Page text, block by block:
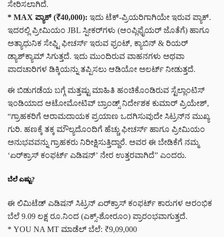
ಸೇರಿಸಲಾಗಿದೆ.
* MAX ಪ್ಯಾಕ್ (₹40,000): ಇದು ಟೆಕ್-ಪ್ರಿಯರಿಗಾಗಿಯೇ ಇರುವ ಪ್ಯಾಕ್.
ಇದರಲ್ಲಿ ಪ್ರೀಮಿಯಂ JBL ಸ್ಪೀಕರ್‌ಗಳು (ಆಂಪ್ಲಿಫೈಯರ್ ಜೊತೆಗೆ) ಹಾಗೂ
ಅತ್ಯಾಧುನಿಕ ಸೇಫ್ಟಿ ಫೀಚರ್ಸ್‌ ಇರುವ ಫ್ರಂಟ್, ಕ್ಯಾಬಿನ್ & ರಿಯರ್
ಡ್ಯಾಶ್‌ಕ್ಯಾಮ್ ಸಿಗುತ್ತದೆ. ಇದು ಮುಂದಿರುವ ವಾಹನಗಳು ಅಥವಾ
ಪಾದಚಾರಿಗಳ ಡಿಕ್ಕಿಯನ್ನು ತಪ್ಪಿಸಲು ಆಡಿಯೋ ಅಲರ್ಟ್ ನೀಡುತ್ತದೆ.
ಈ ಬಿಡುಗಡೆಯ ಬಗ್ಗೆ ಮತ್ತಷ್ಟು ಮಾಹಿತಿ ಹಂಚಿಕೊಂಡಿರುವ ಸ್ಟೆಲ್ಲಾಂಟಿಸ್
ಇಂಡಿಯಾದ ಆಟೋಮೋಟಿವ್ ಬ್ರಾಂಡ್ಸ್ ನಿರ್ದೇಶಕ ಕುಮಾರ್ ಪ್ರಿಯೇಶ್,
“ಗ್ರಾಹಕರಿಗೆ ಆರಾಮದಾಯಕ ಪ್ರಯಾಣ ಒದಗಿಸುವುದೇ ಸಿಟ್ರನ್‌ನ ಮುಖ್ಯ
ಗುರಿ. ಹಣಕ್ಕೆ ತಕ್ಕ ಮೌಲ್ಯದೊಂದಿಗೆ ಹೆಚ್ಚು ಫೀಚರ್ಸ್‌ ಹಾಗೂ ಪ್ರೀಮಿಯಂ
ಅನುಭವವನ್ನು ಗ್ರಾಹಕರು ನಿರೀಕ್ಷಿಸುತ್ತಿದ್ದಾರೆ. ಅವರ ಈ ಬೇಡಿಕೆಗೆ ನಮ್ಮ
‘ಏರ್‌ಕ್ರಾಸ್ ಕಂಫರ್ಟ್ ಎಡಿಷನ್’ ನೇರ ಉತ್ತರವಾಗಿದೆ” ಎಂದರು.
ಬೆಲೆ ಎಷ್ಟು?
ಈ ಲಿಮಿಟೆಡ್ ಎಡಿಷನ್ ಸಿಟ್ರನ್ ಏರ್‌ಕ್ರಾಸ್ ಕಂಫರ್ಟ್ ಕಾರುಗಳ ಆರಂಭಿಕ
ಬೆಲೆ 9.09 ಲಕ್ಷ ರೂ.ನಿಂದ (ಎಕ್ಸ್-ಶೋರೂಂ) ಪ್ರಾರಂಭವಾಗುತ್ತದೆ.
* YOU NA MT ಮಾಡೆಲ್ ಬೆಲೆ: ₹9,09,000